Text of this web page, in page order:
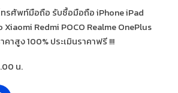
ทรศัพท์มือถือ รับซื้อมือถือ iPhone iPad
Xiaomi Redmi POCO Realme OnePlus
าสูง 100% ประเมินราคาฟรี !!!
น.